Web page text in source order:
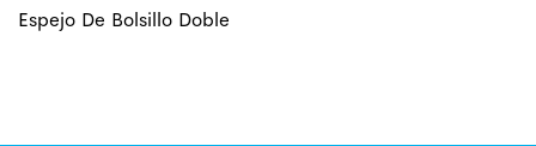
Espejo De Bolsillo Doble